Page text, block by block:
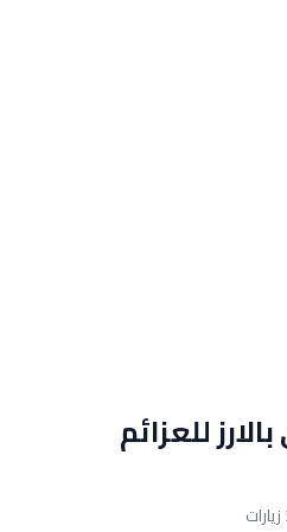
للعزائم